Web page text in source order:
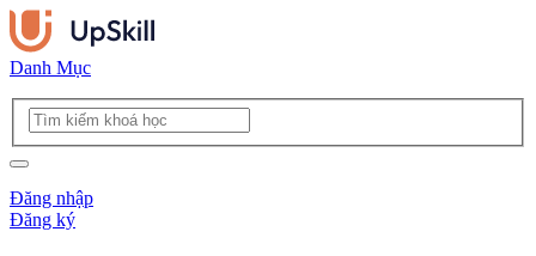
Danh Mục
Đăng nhập
Đăng ký